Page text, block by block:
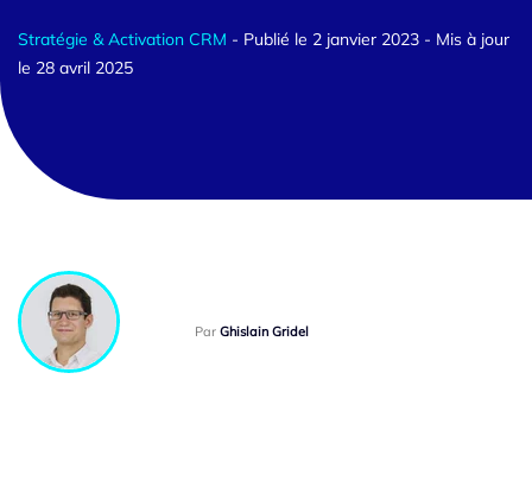
Stratégie & Activation CRM - Publié le 2 janvier 2023 - Mis à jour
le 28 avril 2025
ParGhislain Gridel